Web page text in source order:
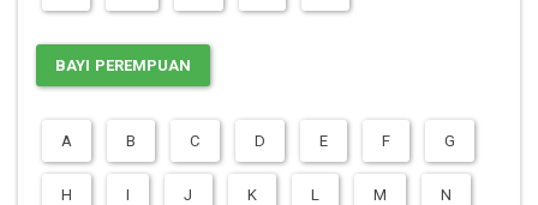
BAYI PEREMPUAN
A B C D E F G
H I J K L M N